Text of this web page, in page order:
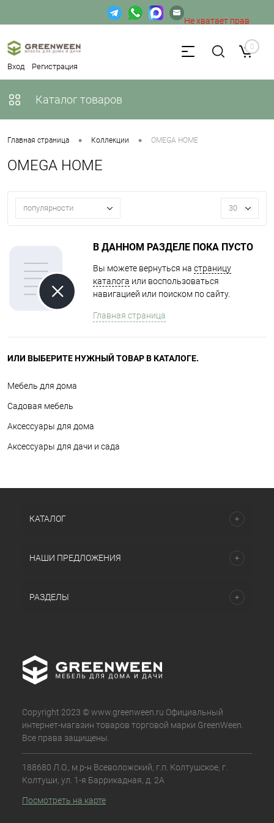
Вход Регистрация
Не хватает прав
доступа к веб-форме. 0
Каталог товаров
Главная страница • Коллекции • OMEGA HOME
OMEGA HOME
популярности 30
В ДАННОМ РАЗДЕЛЕ ПОКА ПУСТО
Вы можете вернуться на страницу
каталога или воспользоваться
навигацией или поиском по сайту.
Главная страница
ИЛИ ВЫБЕРИТЕ НУЖНЫЙ ТОВАР В КАТАЛОГЕ.
Мебель для дома
Садовая мебель
Аксессуары для дома
Аксессуары для дачи и сада
КАТАЛОГ
НАШИ ПРЕДЛОЖЕНИЯ
РАЗДЕЛЫ
Copyright 2023 © www.greenween.ru Официальный
интернет-магазин товаров торговой марки GreenWeen.
Все права защищены.
188680 Л.О., м.р-н Всеволожский, г.п. Колтушское, г.
Колтуши, ул. 1-я Баррикадная, д. 2А
Посмотреть на карте